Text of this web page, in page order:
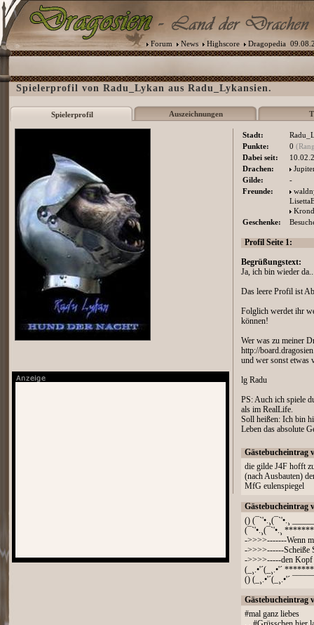
Forum News Highscore Dragopedia
Spielerprofil von Radu_Lykan aus Radu_Lykansien.
Spielerprofil Auszeichnungen
Stadt:
Punkte:
0
Dabei seit:
Drachen:
Gilde:
-
Freunde:
Geschenke:
Profil Seite 1:
Begrüßungstext:
Ja, ich bin wieder
Das leere Profil ist
Folglich werdet ihr
können!
Wer was zu meiner
http://
und wer sonst etwas
lg Radu
PS: Auch ich spiele
als im RealLife.
Soll heißen: Ich bin
Leben das absolute
Gästebucheintrag
die gilde J4F hofft
(nach Ausbauten)
MfG eulenspiegel
Gästebucheintrag
() (¯`'•.¸(¯`'•.¸
(¯`'•.¸(¯`'•.¸
->>>>-------Wenn
->>>>------Scheiße
->>>>-----den Kopf
(_¸.•'´(_¸.•'´
() (_¸.•'´(_¸.•'´
Gästebucheintrag
#mal ganz liebes